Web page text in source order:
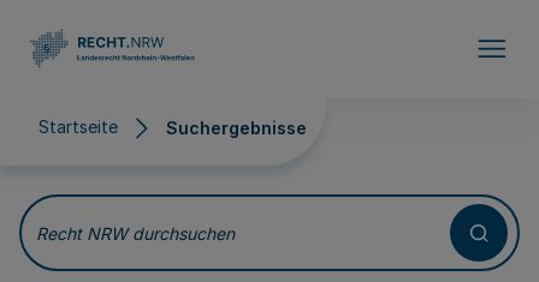
Startseite Suchergebnisse
Suchergebnisse
Recht NRW durchsuchen